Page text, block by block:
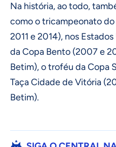
Na história, ao todo,
como o tricampeonato
2011 e 2014), nos
da Copa Bento (2007 e
Betim), o troféu da Copa
Taça Cidade de Vitória
Betim).